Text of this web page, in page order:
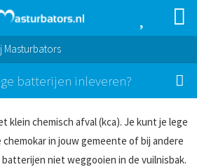
Masturbators
batterijen inleveren?
chemisch afval (kca). Je kunt je lege
in jouw gemeente of bij andere
niet weggooien in de vuilnisbak.